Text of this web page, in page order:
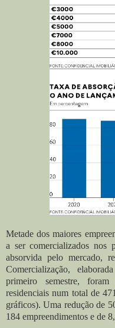
Metade dos maiores
a ser comercializados nos
absorvida pelo mercado,
Comercialização,
primeiro semestre,
residenciais num total de
gráficos). Uma redução de
184 empreendimentos e de